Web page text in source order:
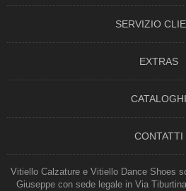
SERVIZIO
EXTRAS
CATALOGHI
CONTATTI
Vitiello Calzature e Vitiello Dance Shoes
Giuseppe con sede legale in Via